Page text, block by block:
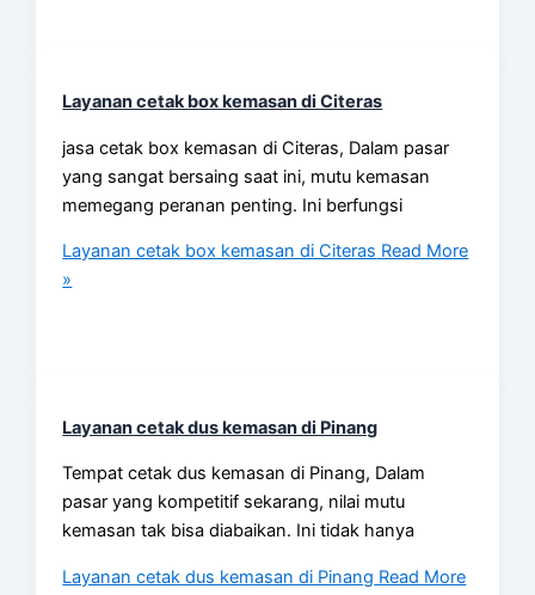
Layanan cetak box kemasan di Citeras
jasa cetak box kemasan di Citeras, Dalam pasar
yang sangat bersaing saat ini, mutu kemasan
memegang peranan penting. Ini berfungsi
Layanan cetak box kemasan di Citeras Read More
»
Layanan cetak dus kemasan di Pinang
Tempat cetak dus kemasan di Pinang, Dalam
pasar yang kompetitif sekarang, nilai mutu
kemasan tak bisa diabaikan. Ini tidak hanya
Layanan cetak dus kemasan di Pinang Read More